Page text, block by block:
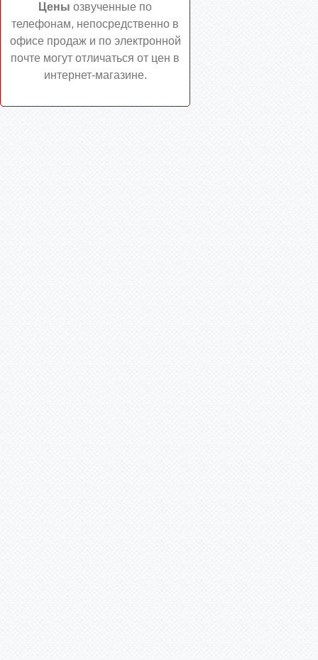
Цены озвученные по
телефонам, непосредственно в
офисе продаж и по электронной
почте могут отличаться от цен в
интернет-магазине.